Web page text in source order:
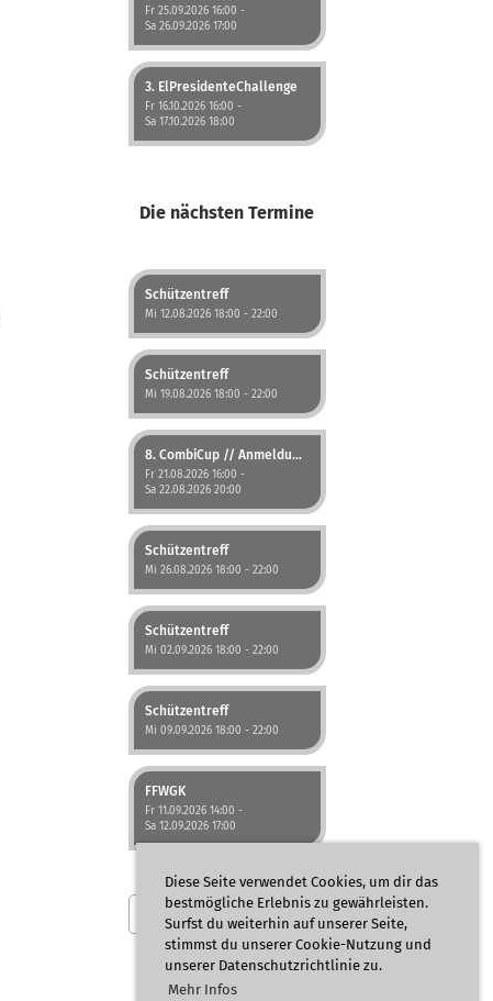
Diese Seite verwendet Cookies, um dir das
bestmögliche Erlebnis zu gewährleisten.
Surfst du weiterhin auf unserer Seite,
stimmst du unserer Cookie-Nutzung und
unserer Datenschutzrichtlinie zu.
Mehr Infos
Fr 25.09.2026 16:00 -
Sa 26.09.2026 17:00
3. ElPresidenteChallenge
Fr 16.10.2026 16:00 -
Sa 17.10.2026 18:00
Die nächsten Termine
Schützentreff
Mi 12.08.2026 18:00 - 22:00
Schützentreff
Mi 19.08.2026 18:00 - 22:00
8. CombiCup // Anmeldung jetzt möglich!
Fr 21.08.2026 16:00 -
Sa 22.08.2026 20:00
Schützentreff
Mi 26.08.2026 18:00 - 22:00
Schützentreff
Mi 02.09.2026 18:00 - 22:00
Schützentreff
Mi 09.09.2026 18:00 - 22:00
FFWGK
Fr 11.09.2026 14:00 -
Sa 12.09.2026 17:00
Weitere Einträge